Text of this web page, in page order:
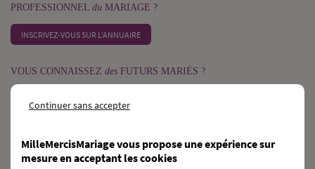
PROFESSIONNEL du MARIAGE ?
INSCRIVEZ-VOUS SUR L’ANNUAIRE
VOUS CONNAISSEZ des FUTURS MARIÉS ?
MilleMercisMariage - Société M Pour Toujours :
Continuer sans accepter
MilleMercisMariage vous propose une expérience sur
mesure en acceptant les cookies